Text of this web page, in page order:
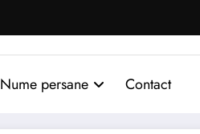
Nume persane Contact